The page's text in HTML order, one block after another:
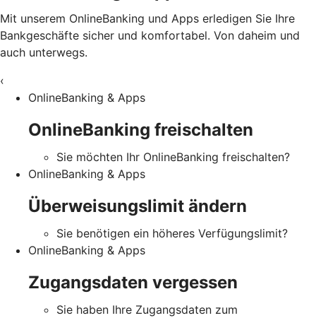
Mit unserem OnlineBanking und Apps erledigen Sie Ihre
Bankgeschäfte sicher und komfortabel. Von daheim und
auch unterwegs.
‹
OnlineBanking & Apps
OnlineBanking freischalten
Sie möchten Ihr OnlineBanking freischalten?
OnlineBanking & Apps
Überweisungslimit ändern
Sie benötigen ein höheres Verfügungslimit?
OnlineBanking & Apps
Zugangsdaten vergessen
Sie haben Ihre Zugangsdaten zum